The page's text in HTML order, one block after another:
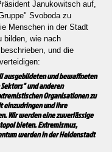
Janukowitsch auf,
Svoboda zu
Menschen in der Stadt
bilden, wie nach
und die
ausgebildeten und bewaffneten
und anderen
Organisationen zu
einzudringen und ihre
Wir werden eine zuverlässige
bieten. Extremismus,
werden in der Heldenstadt